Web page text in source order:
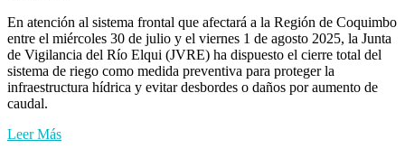
En atención al sistema frontal que afectará a la Región de Coquimbo
entre el miércoles 30 de julio y el viernes 1 de agosto 2025, la Junta
de Vigilancia del Río Elqui (JVRE) ha dispuesto el cierre total del
sistema de riego como medida preventiva para proteger la
infraestructura hídrica y evitar desbordes o daños por aumento de
caudal.
Leer Más